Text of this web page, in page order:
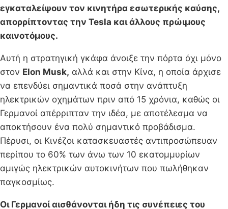
εγκαταλείψουν τον κινητήρα εσωτερικής καύσης,
απορρίπτοντας την Tesla και άλλους πρώιμους
καινοτόμους.
Αυτή η στρατηγική γκάφα άνοιξε την πόρτα όχι μόνο
στον Elon Musk, αλλά και στην Κίνα, η οποία άρχισε
να επενδύει σημαντικά ποσά στην ανάπτυξη
ηλεκτρικών οχημάτων πριν από 15 χρόνια, καθώς οι
Γερμανοί απέρριπταν την ιδέα, με αποτέλεσμα να
αποκτήσουν ένα πολύ σημαντικό προβάδισμα.
Πέρυσι, οι Κινέζοι κατασκευαστές αντιπροσώπευαν
περίπου το 60% των άνω των 10 εκατομμυρίων
αμιγώς ηλεκτρικών αυτοκινήτων που πωλήθηκαν
παγκοσμίως.
Οι Γερμανοί αισθάνονται ήδη τις συνέπειες του